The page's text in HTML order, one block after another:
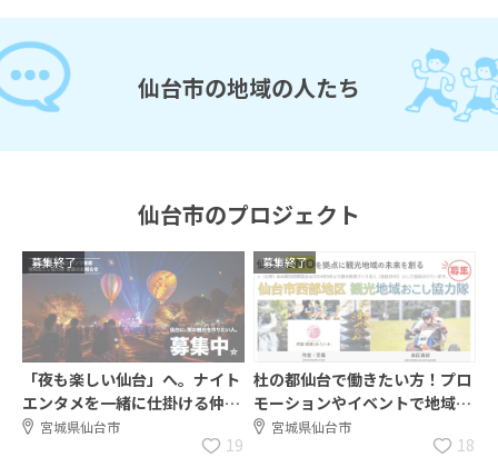
仙台市の地域の人たち
仙台市のプロジェクト
募集終了
「夜も楽しい仙台」へ。ナイト
エンタメを一緒に仕掛ける仲間
募集！
宮城県仙台市
19
募集終了
杜の都仙台で働きたい方！プロ
モーションやイベントで地域と
共に観光を盛り上げていきませ
宮城県仙台市
18